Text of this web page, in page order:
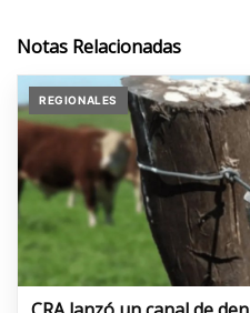
Notas Relacionadas
REGIONALES